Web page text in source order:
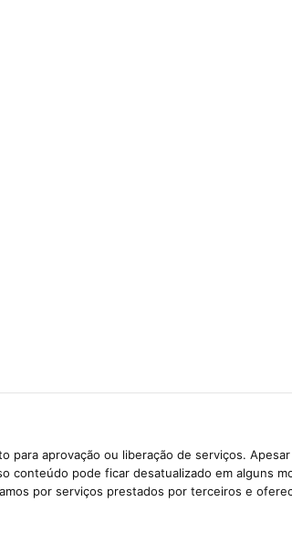
aprovação ou liberação de serviços.
conteúdo pode ficar desatualizado em alguns
por serviços prestados por terceiros e